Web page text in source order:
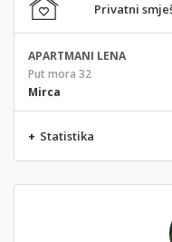
Privatni
APARTMANI LENA
Put mora 32
Mirca
+ Statistika